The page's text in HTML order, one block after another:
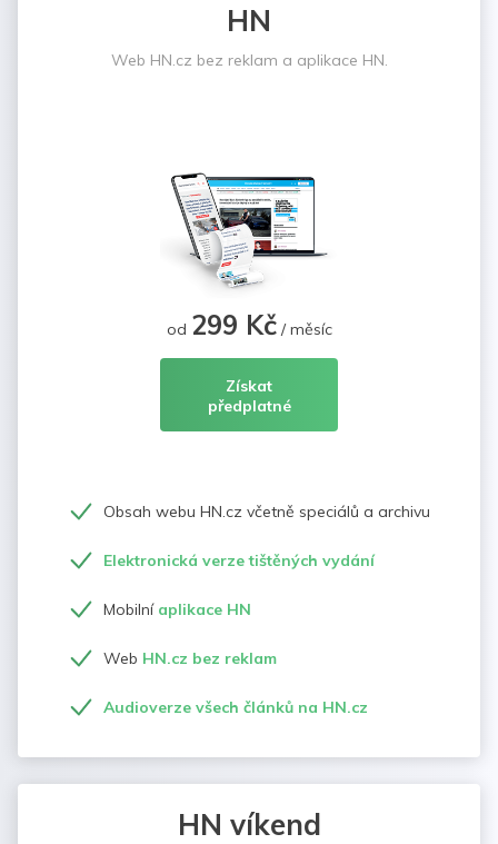
HN
Web HN.cz bez reklam a aplikace HN.
od 299 Kč/ měsíc
Získat
předplatné
Obsah webu HN.cz včetně speciálů a archivu
Elektronická verze tištěných vydání
Mobilní aplikace HN
Web HN.cz bez reklam
Audioverze všech článků na HN.cz
HN víkend